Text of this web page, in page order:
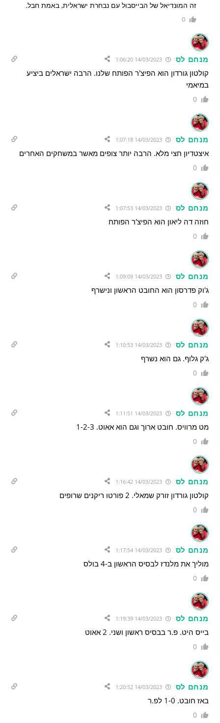
זה המונדיאל של הבייסבול עם נבחרת ישראלית, באמת חבל.
0
מנחם לס 14/03/2023 1:06:20
קולטון גורדון הוא הפיצ'ר הפותח שלנו. הרבה ישראלים ביציע
במיאמי
0
מנחם לס 14/03/2023 1:07:18
איצטדיון חצי מלא. הרבה יותר צופים מאשר במשחקים האחרים
0
מנחם לס 14/03/2023 1:07:53
חוזה דה ליאון הוא הפיצ'ר הפותח
0
מנחם לס 14/03/2023 1:09:09
ג'וק פדרסון הוא החובט הראשון ונישרף
0
מנחם לס 14/03/2023 1:10:53
ג'ק גלוף. גם הוא נשרף
0
מנחם לס 14/03/2023 1:11:51
מט מרוויס. חובט ארוך וגם הוא אאוט. 1-2-3
0
מנחם לס 14/03/2023 1:16:42
קולטון גורדון זורק שמאלי. 2 פורטו ריקנים שרופים
0
מנחם לס 14/03/2023 1:17:54
מוליך את מלנדז לבסיס הראשון ב-4 בולס
0
מנחם לס 14/03/2023 1:19:39
בייס היט. פ.ר בבסיס ראשון ושני. 2 אאוט
0
מנחם לס 14/03/2023 1:20:52
באז חובט. 1-0 לפ.ר
0